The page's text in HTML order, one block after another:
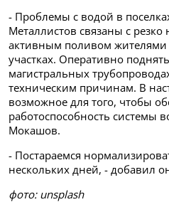
- Проблемы с водой в
Металлистов связаны с
активным поливом жителями
участках. Оперативно
магистральных
техническим причинам. В
возможное для того, чтобы
работоспособность системы
Мокашов.
- Постараемся
нескольких дней, - добавил
фото: unsplash